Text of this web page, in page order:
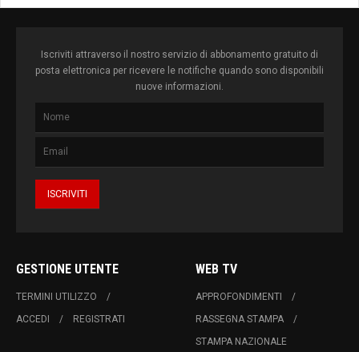
Iscriviti attraverso il nostro servizio di abbonamento gratuito di
posta elettronica per ricevere le notifiche quando sono disponibili
nuove informazioni.
GESTIONE UTENTE
TERMINI UTILIZZO
ACCEDI
REGISTRATI
WEB TV
APPROFONDIMENTI
RASSEGNA STAMPA
STAMPA NAZIONALE